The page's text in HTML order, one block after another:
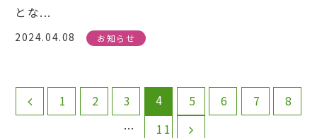
とな...
2024.04.08 お知らせ
1 2 3 4 5 6 7
8
…
11